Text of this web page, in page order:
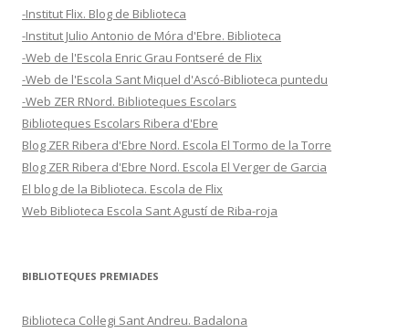
-Institut Flix. Blog de Biblioteca
-Institut Julio Antonio de Móra d'Ebre. Biblioteca
-Web de l'Escola Enric Grau Fontseré de Flix
-Web de l'Escola Sant Miquel d'Ascó-Biblioteca puntedu
-Web ZER RNord. Biblioteques Escolars
Biblioteques Escolars Ribera d'Ebre
Blog ZER Ribera d'Ebre Nord. Escola El Tormo de la Torre
Blog ZER Ribera d'Ebre Nord. Escola El Verger de Garcia
El blog de la Biblioteca. Escola de Flix
Web Biblioteca Escola Sant Agustí de Riba-roja
BIBLIOTEQUES PREMIADES
Biblioteca Col·legi Sant Andreu. Badalona